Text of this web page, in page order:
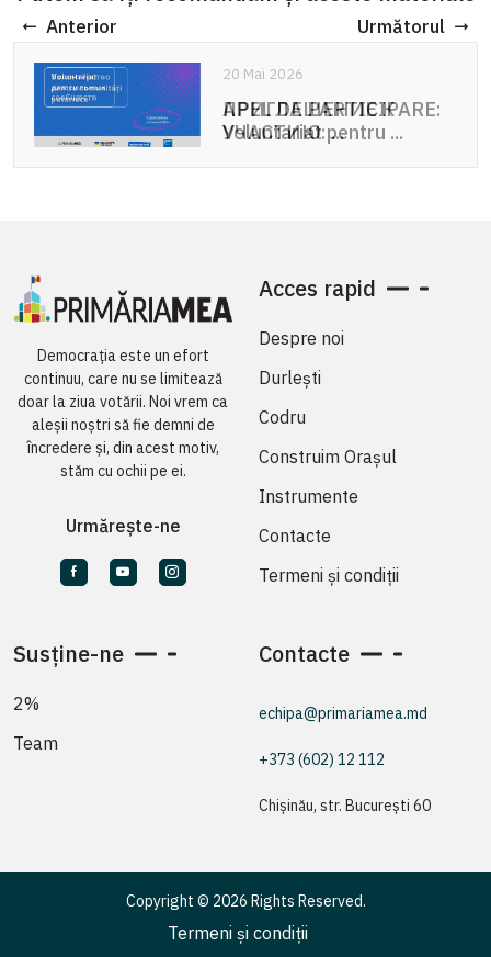
Anterior Următorul
20 Mai 2026
APEL DE PARTICIPARE:
Voluntariat pentru ...
Democrația este un efort
continuu, care nu se limitează
doar la ziua votării. Noi vrem ca
aleșii noștri să fie demni de
încredere și, din acest motiv,
stăm cu ochii pe ei.
Urmărește-ne
Acces rapid
Despre noi
Durlești
Codru
Construim Orașul
Instrumente
Contacte
Termeni și condiții
Susține-ne
2%
Team
Contacte
echipa@primariamea.md
+373 (602) 12 112
Chișinău, str. București 60
Copyright © 2026 Rights Reserved.
Termeni și condiții